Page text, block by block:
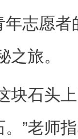
年志愿者
之旅。
石头上
。”老师